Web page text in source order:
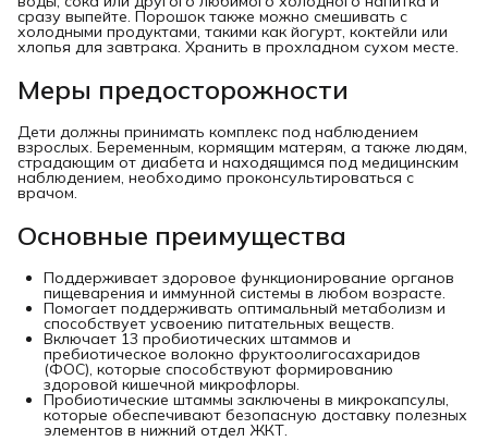
сразу выпейте. Порошок также можно смешивать с
холодными продуктами, такими как йогурт, коктейли или
хлопья для завтрака. Хранить в прохладном сухом месте.
Меры предосторожности
Дети должны принимать комплекс под наблюдением
взрослых. Беременным, кормящим матерям, а также людям,
страдающим от диабета и находящимся под медицинским
наблюдением, необходимо проконсультироваться с
врачом.
Основные преимущества
Поддерживает здоровое функционирование органов
пищеварения и иммунной системы в любом возрасте.
Помогает поддерживать оптимальный метаболизм и
способствует усвоению питательных веществ.
Включает 13 пробиотических штаммов и
пребиотическое волокно фруктоолигосахаридов
(ФОС), которые способствуют формированию
здоровой кишечной микрофлоры.
Пробиотические штаммы заключены в микрокапсулы,
которые обеспечивают безопасную доставку полезных
элементов в нижний отдел ЖКТ.